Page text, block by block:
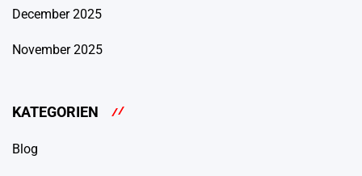
December 2025
November 2025
KATEGORIEN
Blog